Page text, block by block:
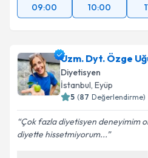
09:00
10:00
Uzm. Dyt. Özge
Diyetisyen
İstanbul, Eyüp
( Değerlendirme)
Çok fazla diyetisyen deneyimim
diyette hissetmiyorum...